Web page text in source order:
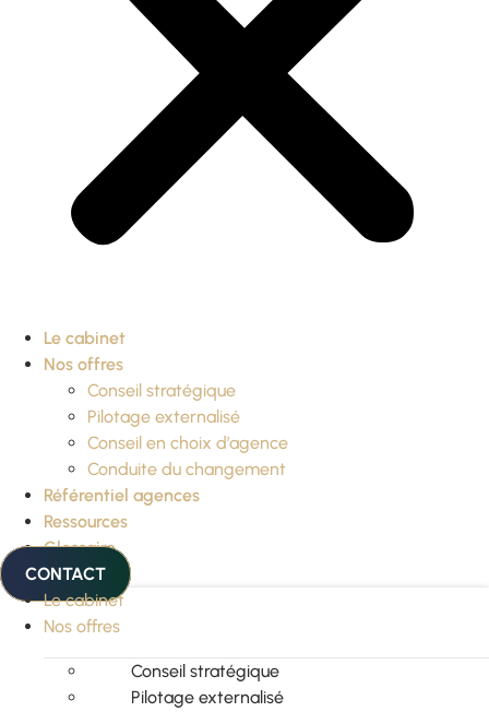
Le cabinet
Nos offres
Conseil stratégique
Pilotage externalisé
Conseil en choix d’agence
Conduite du changement
Référentiel agences
Ressources
Glossaire
CONTACT
Le cabinet
Nos offres
Conseil stratégique
Pilotage externalisé